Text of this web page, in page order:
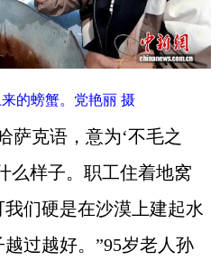
的螃蟹。党艳丽 摄
克语，意为‘不毛之
么样子。职工住着地窝
们硬是在沙漠上建起水
过越好。”95岁老人孙